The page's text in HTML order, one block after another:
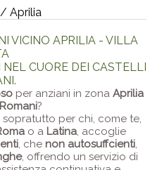
Aprilia
VICINO APRILIA - VILLA
CUORE DEI CASTELLI
per anziani in zona Aprilia
?
sopratutto per chi, come te,
o a Latina, accoglie
, che non autosuffcienti,
, offrendo un servizio di